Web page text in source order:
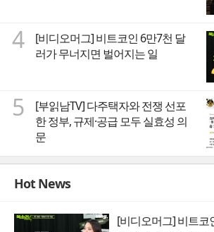
4
[비디오머그] 비트코인 6만7천 달
러가 무너지면 벌어지는 일
5
[부읽남TV] 다주택자와 전쟁 선포
한 정부, 규제·공급 모두 실효성 의
문
Hot News
[비디오머그] 비트코